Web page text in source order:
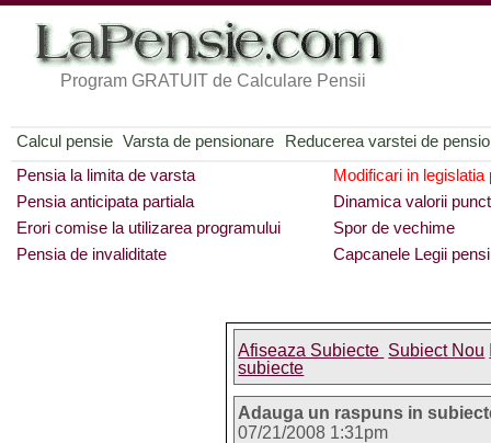
Program GRATUIT de Calculare Pensii
Calcul pensie Varsta de pensionare
Reducerea varstei de
Pensia la limita de varsta
Modificari in legislatia
Pensia anticipata partiala
Dinamica valorii
Erori comise la utilizarea programului
Spor de vechime
Pensia de invaliditate
Capcanele Legii
Afiseaza Subiecte Subiect Nou
subiecte
Adauga un raspuns in
07/21/2008 1:31pm